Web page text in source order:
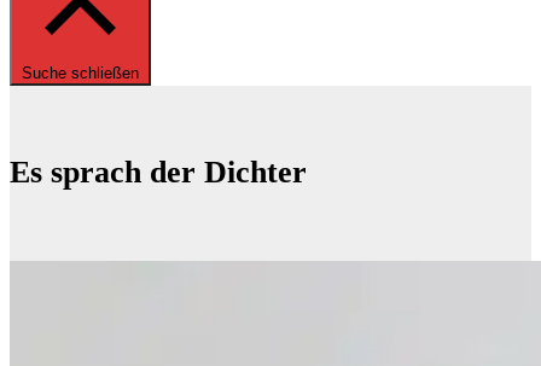
Suche schließen
Es sprach der Dichter